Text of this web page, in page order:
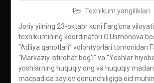
Texnikum yangiliklari
Joriy yilning 23-oktabr kuni Farg’ona
texnikumining koordinatori O.Usmonova
“Adliya qanotlari” volontyorlari tomonidan
“Markaziy istirohat bog‘i” va “Yoshlar
yoshlarning huquqiy ong va huquqiy
maqsadida saylov qonunchiligiga oid